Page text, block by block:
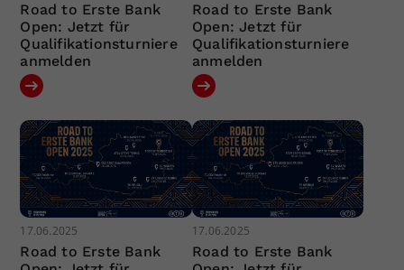
Road to Erste Bank
Open: Jetzt für
Qualifikationsturniere
anmelden
Road to Erste Bank
Open: Jetzt für
Qualifikationsturniere
anmelden
17.06.2025
Road to Erste Bank
17.06.2025
Road to Erste Bank